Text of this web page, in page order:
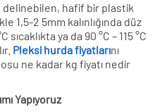
hafif bir plastik
1,5-2 5mm kalınlığında düz
ya da 90 °C – 115 °C
Pleksi hurda fiyatlarını
ne kadar kg fiyatı nedir
Yapıyoruz